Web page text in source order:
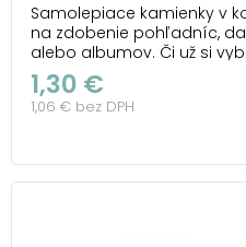
Samolepiace kamienky v
na zdobenie pohľadníc,
alebo albumov. Či už si
alebo ružové kamienky,
projektom krásny lesk a
praktickej lepiacej vrstve
1,30 €
1,06 € bez DPH